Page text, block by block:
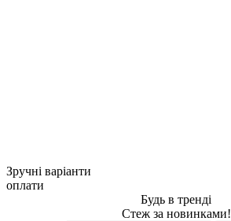
Зручні варіанти
оплати
Будь в тренді
Стеж за новинками!